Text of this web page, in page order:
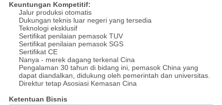
Keuntungan Kompetitif:
Jalur produksi otomatis
Dukungan teknis luar negeri yang tersedia
Teknologi eksklusif
Sertifikat penilaian pemasok TUV
Sertifikat penilaian pemasok SGS
Sertifikat CE
Nanya - merek dagang terkenal Cina
Pengalaman 30 tahun di bidang ini, pemasok China yang
dapat diandalkan, didukung oleh pemerintah dan universitas.
Direktur tetap Asosiasi Kemasan Cina
Ketentuan Bisnis